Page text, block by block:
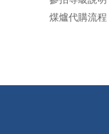
煤爐代購流程